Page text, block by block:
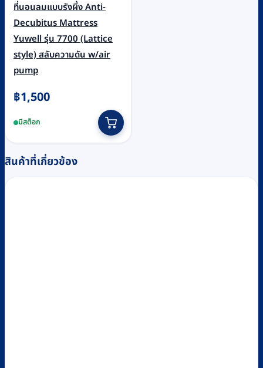
ที่นอนลมแบบรังผึ้ง Anti-
Decubitus Mattress
Yuwell รุ่น 7700 (Lattice
style) สลับความดัน w/air
pump
฿1,500
มีสต็อก
สินค้าที่เกี่ยวข้อง